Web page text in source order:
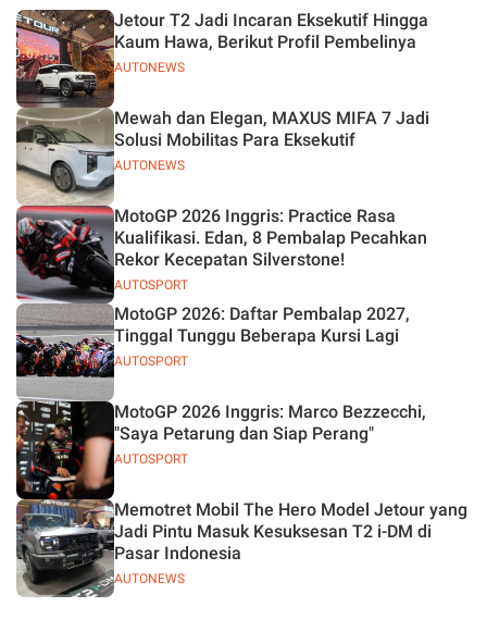
Silverstone!
AUTONEWS
Jetour T2 Jadi Incaran Eksekutif Hingga
Kaum Hawa, Berikut Profil Pembelinya
AUTONEWS
Mewah dan Elegan, MAXUS MIFA 7 Jadi
Solusi Mobilitas Para Eksekutif
AUTOSPORT
MotoGP 2026 Inggris: Practice Rasa
Kualifikasi. Edan, 8 Pembalap Pecahkan
Rekor Kecepatan Silverstone!
AUTOSPORT
MotoGP 2026: Daftar Pembalap 2027,
Tinggal Tunggu Beberapa Kursi Lagi
AUTOSPORT
MotoGP 2026 Inggris: Marco Bezzecchi,
"Saya Petarung dan Siap Perang"
AUTONEWS
Memotret Mobil The Hero Model Jetour yang
Jadi Pintu Masuk Kesuksesan T2 i-DM di
Pasar Indonesia